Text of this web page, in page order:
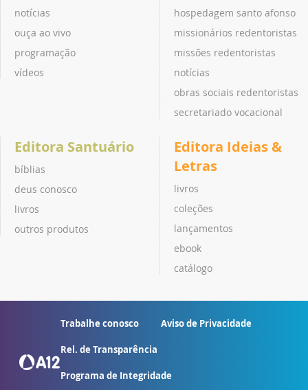
notícias
ouça ao vivo
programação
vídeos
hospedagem santo afonso
missionários redentoristas
missões redentoristas
notícias
obras sociais redentoristas
secretariado vocacional
Editora Santuário
bíblias
deus conosco
livros
outros produtos
Editora Ideias &
Letras
livros
coleções
lançamentos
ebook
catálogo
Trabalhe conosco Aviso de Privacidade
Rel. de Transparência
Programa de Integridade